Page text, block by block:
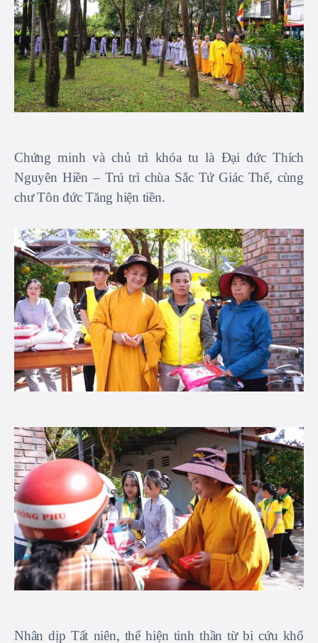
Chứng minh và chủ trì khóa tu là Đại đức Thích
Nguyên Hiền – Trú trì chùa Sắc Tứ Giác Thế, cùng
chư Tôn đức Tăng hiện tiền.
Nhân dịp Tất niên, thể hiện tinh thần từ bi cứu khổ